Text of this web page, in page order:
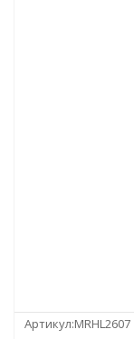
Артикул:MRHL2607